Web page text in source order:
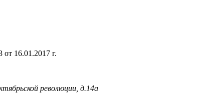
16.01.2017 г.
революции, д.14а